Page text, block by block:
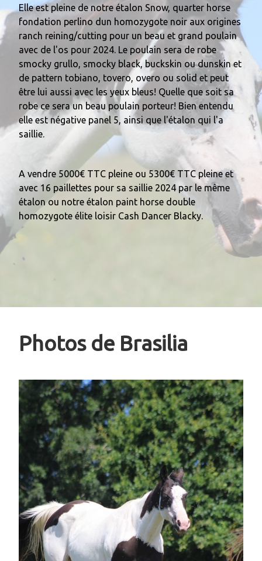
Elle est pleine de notre étalon Snow, quarter horse
fondation perlino dun homozygote noir aux origines
ranch reining/cutting pour un beau et grand poulain
avec de l'os pour 2024. Le poulain sera de robe
smocky grullo, smocky black, buckskin ou dunskin et
de pattern tobiano, tovero, overo ou solid et peut
être lui aussi avec les yeux bleus! Quelle que soit sa
robe ce sera un beau poulain porteur! Bien entendu
elle est négative panel 5, ainsi que l'étalon qui l'a
saillie.
A vendre 5000€ TTC pleine ou 5300€ TTC pleine et
avec 16 paillettes pour sa saillie 2024 par le même
étalon ou notre étalon paint horse double
homozygote élite loisir Cash Dancer Blacky.
Photos de Brasilia